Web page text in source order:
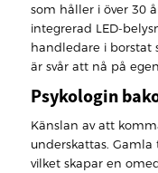
som håller i över 30
integrerad LED-
handledare i borstat
är svår att nå på
Psykologin
Känslan av att
underskattas. Gamla
vilket skapar en